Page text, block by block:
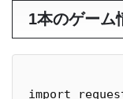
1本のゲーム
import